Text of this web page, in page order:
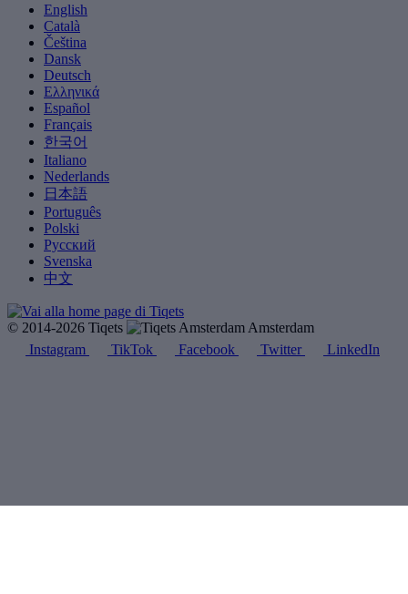
English
Català
Čeština
Dansk
Deutsch
Ελληνικά
Español
Français
한국어
Italiano
Nederlands
日本語
Português
Polski
Русский
Svenska
中文
© 2014-2026 Tiqets
Amsterdam
Instagram
TikTok Facebook Twitter LinkedIn